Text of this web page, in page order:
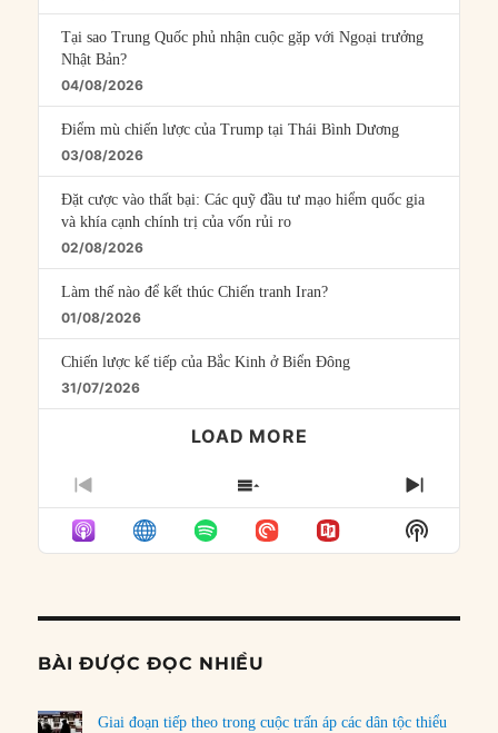
Tại sao Trung Quốc phủ nhận cuộc gặp với Ngoại trưởng
Nhật Bản?
04/08/2026
Điểm mù chiến lược của Trump tại Thái Bình Dương
03/08/2026
Đặt cược vào thất bại: Các quỹ đầu tư mạo hiểm quốc gia
và khía cạnh chính trị của vốn rủi ro
02/08/2026
Làm thế nào để kết thúc Chiến tranh Iran?
01/08/2026
Chiến lược kế tiếp của Bắc Kinh ở Biển Đông
31/07/2026
LOAD MORE
PREVIOUS
EPISODE
SHOW
EPISODES
LIST
NEXT
Show
Podcast
BÀI ĐƯỢC ĐỌC NHIỀU
Giai đoạn tiếp theo trong cuộc trấn áp các dân tộc thiểu